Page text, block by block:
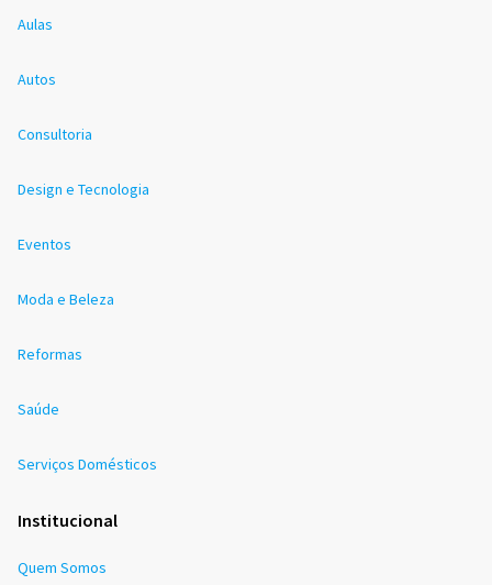
Aulas
Autos
Consultoria
Design e Tecnologia
Eventos
Moda e Beleza
Reformas
Saúde
Serviços Domésticos
Institucional
Quem Somos